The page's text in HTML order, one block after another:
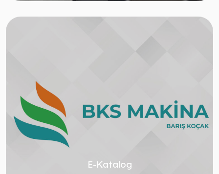
E-Katalog